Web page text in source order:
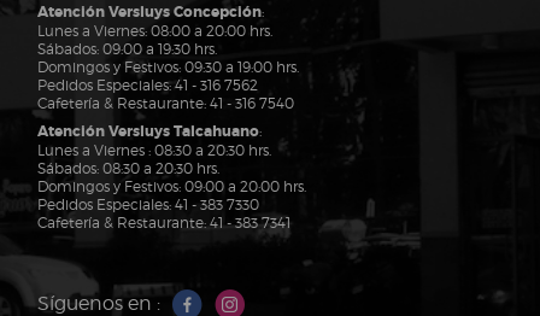
Atención Versluys Concepción:
Lunes a Viernes: 08:00 a 20:00 hrs.
Sábados: 09:00 a 19:30 hrs.
Domingos y Festivos: 09:30 a 19:00 hrs.
Pedidos Especiales:41 - 316 7562
Cafetería & Restaurante:41 - 316 7540
Atención Versluys Talcahuano:
Lunes a Viernes : 08:30 a 20:30 hrs.
Sábados: 08:30 a 20:30 hrs.
Domingos y Festivos: 09:00 a 20:00 hrs.
Pedidos Especiales:41 - 383 7330
Cafetería & Restaurante:41 - 383 7341
Síguenos en :